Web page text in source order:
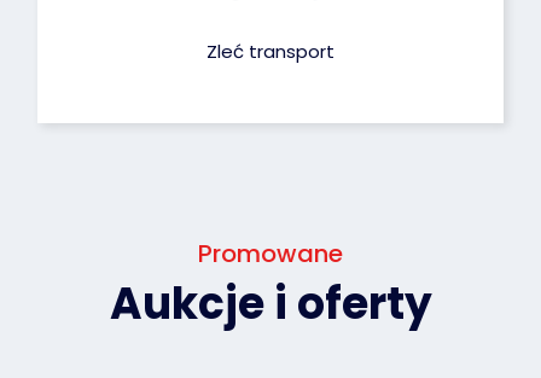
Zleć transport
Promowane
Aukcje i oferty